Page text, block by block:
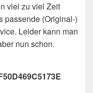
viel zu viel Zeit
passende (Original-)
Leider kann man
nun schon.